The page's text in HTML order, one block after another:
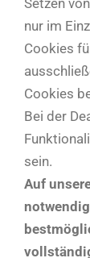
nur im
Cookies
Cookies
Bei der
sein.
Auf